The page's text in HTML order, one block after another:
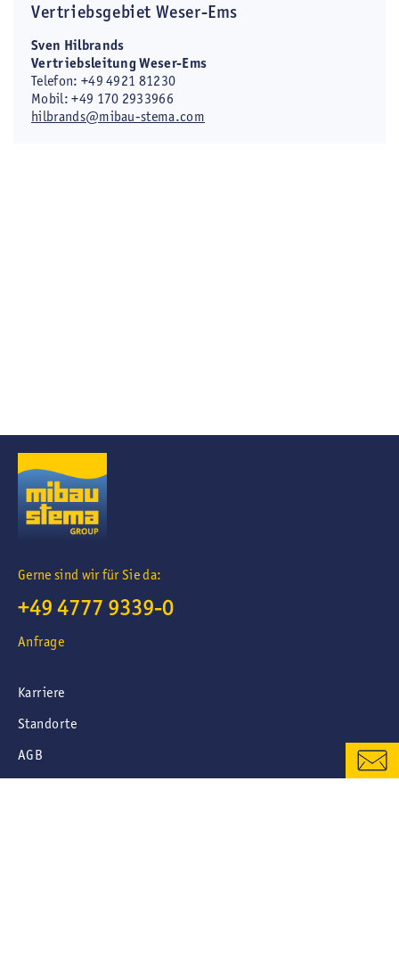
ANFRAGE
Vertriebsgebiet Weser-Ems
Sven Hilbrands
Vertriebsleitung Weser-Ems
Telefon: +49 4921 81230
Mobil: +49 170 2933966
hilbrands@mibau-stema.com
Gerne sind wir für Sie da:
+49 4777 9339-0
Anfrage
Karriere
Standorte
AGB